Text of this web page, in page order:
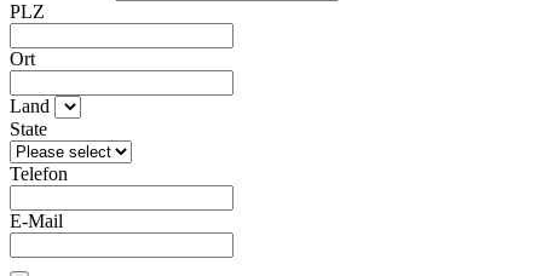
PLZ
Ort
Land
State
Telefon
E-Mail